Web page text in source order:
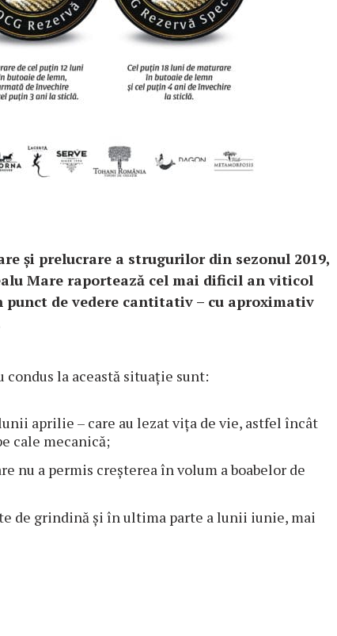
și prelucrare a strugurilor din sezonul 2019,
Mare raportează cel mai dificil an viticol
de vedere cantitativ – cu aproximativ
la această situație sunt:
aprilie – care au lezat vița de vie, astfel încât
cale mecanică;
nu a permis creșterea în volum a boabelor de
de grindină și în ultima parte a lunii iunie, mai